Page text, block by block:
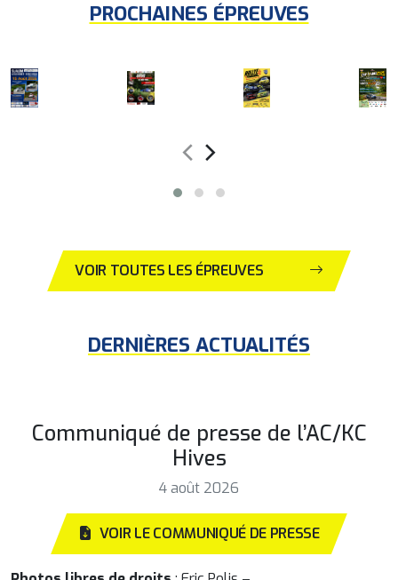
PROCHAINES ÉPREUVES
‹ ›
VOIR TOUTES LES ÉPREUVES
DERNIÈRES ACTUALITÉS
Communiqué de presse de l’AC/KC
Hives
4 août 2026
VOIR LE COMMUNIQUÉ DE PRESSE